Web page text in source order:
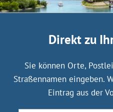
Direkt zu
Sie können Orte,
Straßennamen eingeben.
Eintrag aus der